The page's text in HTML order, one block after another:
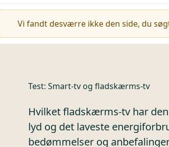
Advarselsmeddelelse
Vi fandt desværre ikke den side, du
Test: Smart-tv og fladskærms-tv
Hvilket fladskærms-tv har
lyd og det laveste
bedømmelser og